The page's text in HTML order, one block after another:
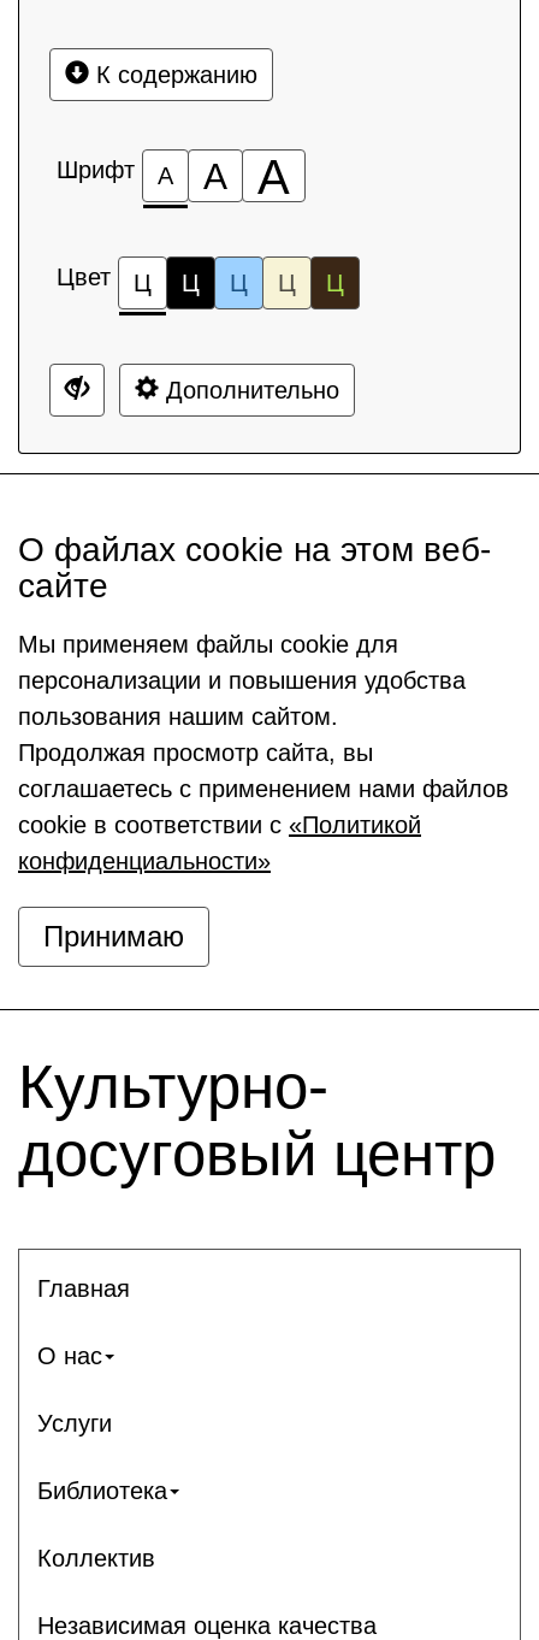
К содержанию
Шрифт А А А
Цвет Ц Ц Ц Ц Ц
Дополнительно
О файлах cookie на этом веб-
сайте
Мы применяем файлы cookie для
персонализации и повышения удобства
пользования нашим сайтом.
Продолжая просмотр сайта, вы
соглашаетесь с применением нами файлов
cookie в соответствии с «Политикой
конфиденциальности»
Принимаю
Культурно-
досуговый центр
Главная
О нас
Услуги
Библиотека
Коллектив
Независимая оценка качества